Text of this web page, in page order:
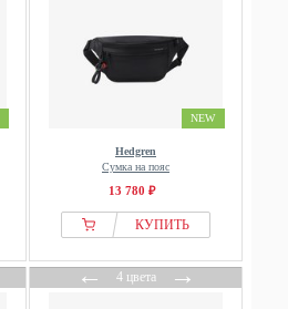
NEW
Hedgren
Сумка на пояс
13 780 ₽
КУПИТЬ
←4 цвета→